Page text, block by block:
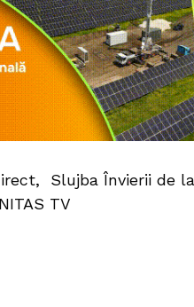
Slujba Învierii de
TV